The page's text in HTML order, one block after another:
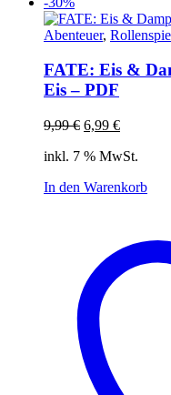
Abenteuer,
FATE: Eis &
Eis – PDF
9,99€ Ursprünglicher
war:
6,99 €Aktueller
ist:
inkl. 7 % MwSt.
In den Warenkorb